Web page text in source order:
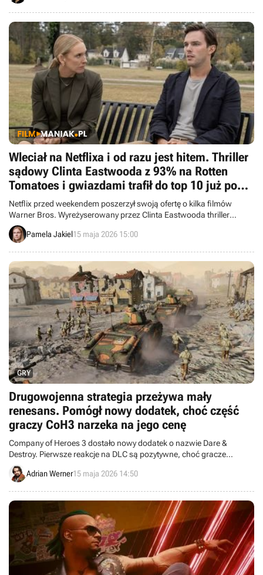
Wleciał na Netflixa i od razu jest hitem. Thriller
sądowy Clinta Eastwooda z 93% na Rotten
Tomatoes i gwiazdami trafił do top 10 już po
jednym dniu
Netflix przed weekendem poszerzył swoją ofertę o kilka filmów
Warner Bros. Wyreżyserowany przez Clinta Eastwooda thriller
szybko trafił do top 10 najchętniej oglądanych produkcji.
Pamela Jakiel15 maja 2026 15:00
GRY
Drugowojenna strategia przeżywa mały
renesans. Pomógł nowy dodatek, choć część
graczy CoH3 narzeka na jego cenę
Company of Heroes 3 dostało nowy dodatek o nazwie Dare &
Destroy. Pierwsze reakcje na DLC są pozytywne, choć gracze
narzekają na cenę.
Adrian Werner15 maja 2026 14:50